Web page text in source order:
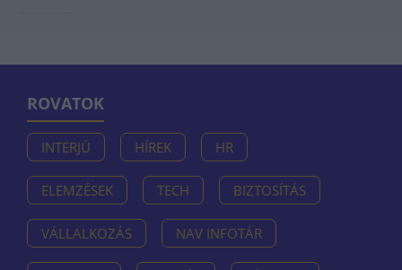
ROVATOK
INTERJÚ HÍREK HR
ELEMZÉSEK TECH BIZTOSÍTÁS
VÁLLALKOZÁS NAV INFOTÁR